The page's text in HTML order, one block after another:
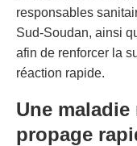
responsables
Sud-Soudan, ainsi
afin de renforcer la
réaction rapide.
Une
propage